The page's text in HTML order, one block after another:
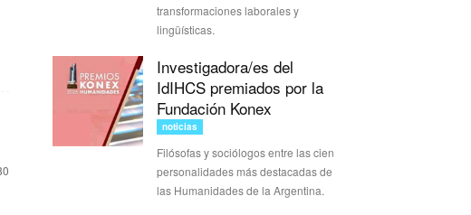
transformaciones laborales y
lingüísticas.
Investigadora/es del
IdIHCS premiados por la
Fundación Konex
noticias
Filósofas y sociólogos entre las cien
personalidades más destacadas de
las Humanidades de la Argentina.